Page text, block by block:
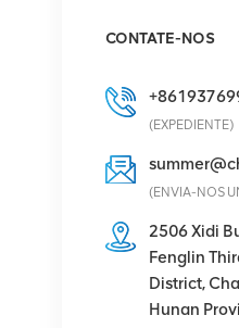
*
CONTATE-NOS
(EXPEDIENTE)
(ENVIA-NOS
2506 Xidi
Fenglin
District,
Hunan